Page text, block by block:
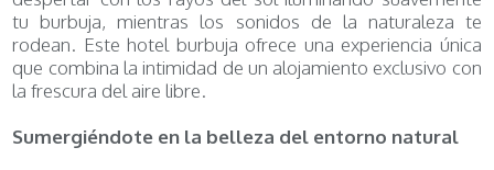
tu burbuja, mientras los sonidos de la naturaleza te
rodean. Este hotel burbuja ofrece una experiencia única
que combina la intimidad de un alojamiento exclusivo con
la frescura del aire libre.
Sumergiéndote en la belleza del entorno natural